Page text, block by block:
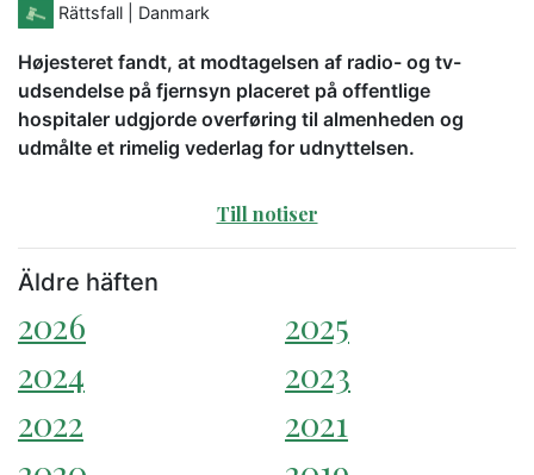
Rättsfall | Danmark
Højesteret fandt, at modtagelsen af radio- og tv-
udsendelse på fjernsyn placeret på offentlige
hospitaler udgjorde overføring til almenheden og
udmålte et rimelig vederlag for udnyttelsen.
Till notiser
Äldre häften
2026
2025
2024
2023
2022
2021